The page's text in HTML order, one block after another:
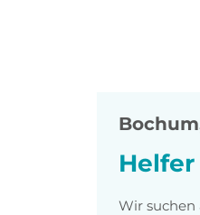
Bochum
Wir suchen